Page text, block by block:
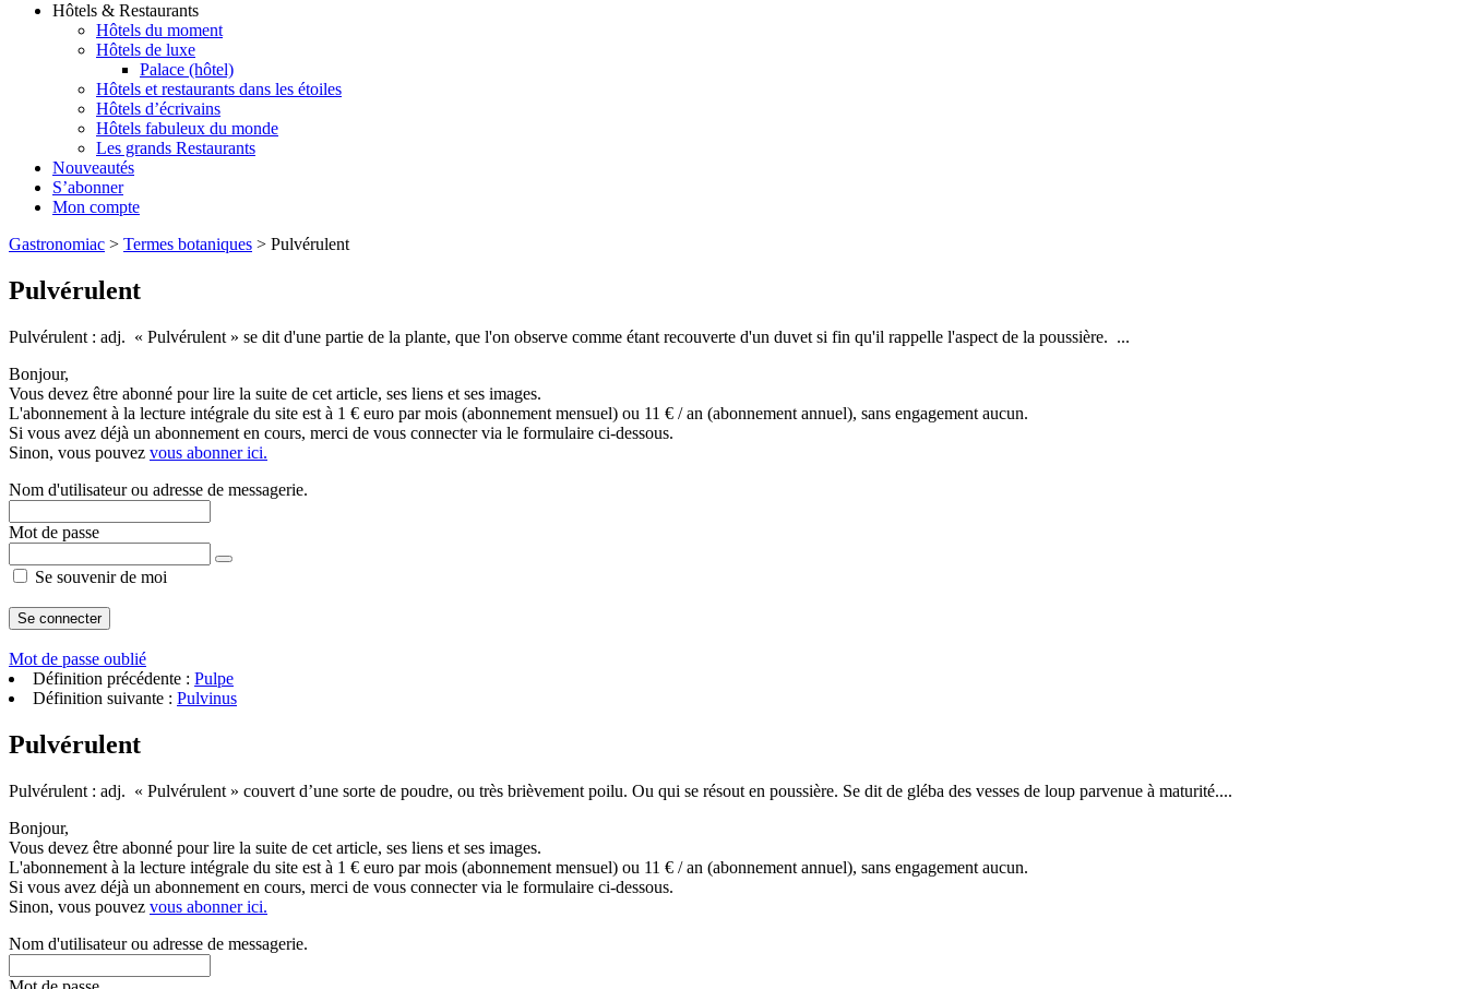
Hôtels & Restaurants
Hôtels du moment
Hôtels de luxe
Palace (hôtel)
Hôtels et restaurants dans les étoiles
Hôtels d’écrivains
Hôtels fabuleux du monde
Les grands Restaurants
Nouveautés
S’abonner
Mon compte
Gastronomiac > Termes botaniques > Pulvérulent
Pulvérulent
Pulvérulent : adj. « Pulvérulent » se dit d'une partie de la plante, que l'on observe comme étant recouverte d'un duvet si fin qu'il rappelle l'aspect de la poussière. ...
Bonjour,
Vous devez être abonné pour lire la suite de cet article, ses liens et ses images.
L'abonnement à la lecture intégrale du site est à 1 € euro par mois (abonnement mensuel) ou 11 € / an (abonnement annuel), sans engagement aucun.
Si vous avez déjà un abonnement en cours, merci de vous connecter via le formulaire ci-dessous.
Sinon, vous pouvez vous abonner ici.
Nom d'utilisateur ou adresse de messagerie.
Mot de passe
Se souvenir de moi
Mot de passe oublié
Définition précédente : Pulpe
Définition suivante : Pulvinus
Pulvérulent
Pulvérulent : adj. « Pulvérulent » couvert d’une sorte de poudre, ou très brièvement poilu. Ou qui se résout en poussière. Se dit de gléba des vesses de loup parvenue à maturité....
Bonjour,
Vous devez être abonné pour lire la suite de cet article, ses liens et ses images.
L'abonnement à la lecture intégrale du site est à 1 € euro par mois (abonnement mensuel) ou 11 € / an (abonnement annuel), sans engagement aucun.
Si vous avez déjà un abonnement en cours, merci de vous connecter via le formulaire ci-dessous.
Sinon, vous pouvez vous abonner ici.
Nom d'utilisateur ou adresse de messagerie.